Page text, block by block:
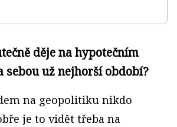
děje na hypotečním
sebou už nejhorší období?
na geopolitiku nikdo
je to vidět třeba na